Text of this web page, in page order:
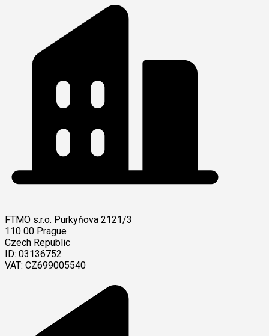
FTMO s.r.o. Purkyňova 2121/3
110 00 Prague
Czech Republic
ID: 03136752
VAT: CZ699005540